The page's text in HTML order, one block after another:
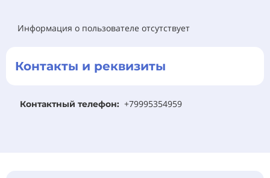
Информация о пользователе отсутствует
Контакты и реквизиты
Контактный телефон: +79995354959